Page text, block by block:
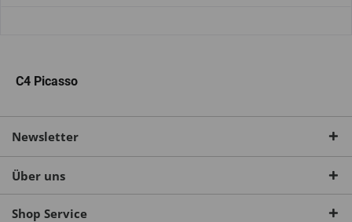
C4 Picasso
Newsletter
Über uns
Shop Service